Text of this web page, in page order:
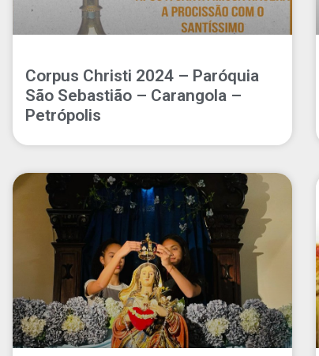
Corpus Christi 2024 – Paróquia
São Sebastião – Carangola –
Petrópolis